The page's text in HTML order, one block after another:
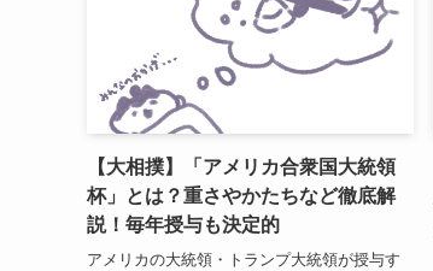
【大相撲】「アメリカ合衆国大統領
杯」とは？重さやかたちなど徹底解
説！毎年授与も決定的
アメリカの大統領・トランプ大統領が授与す